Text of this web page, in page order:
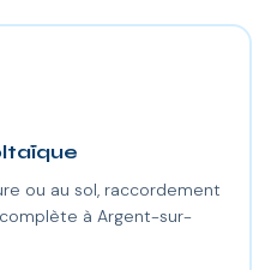
ou au sol, raccordement
complète à Argent-sur-